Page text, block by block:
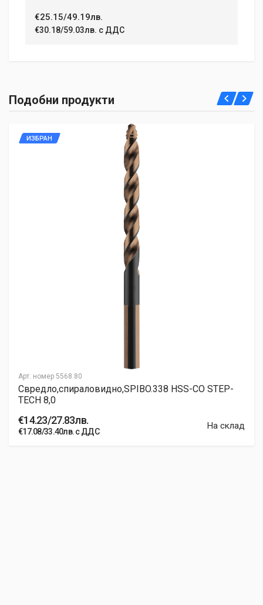
€25.15/49.19лв.
€30.18/59.03лв. с ДДС
Подобни продукти
Арт. номер 5568 80
ИЗБРАН
Свредло,спираловидно,SPIBO.338 HSS-CO STEP-
TECH 8,0
€14.23/27.83лв.
€17.08/33.40лв. с ДДС
На склад